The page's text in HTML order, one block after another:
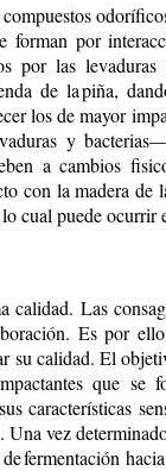
forman por
las levaduras
de ­la piña,
los de mayor
y
a cambios
con la madera de
cual puede ocurrir
calidad. Las
Es por
su calidad. El
que se
características
vez
fermentación